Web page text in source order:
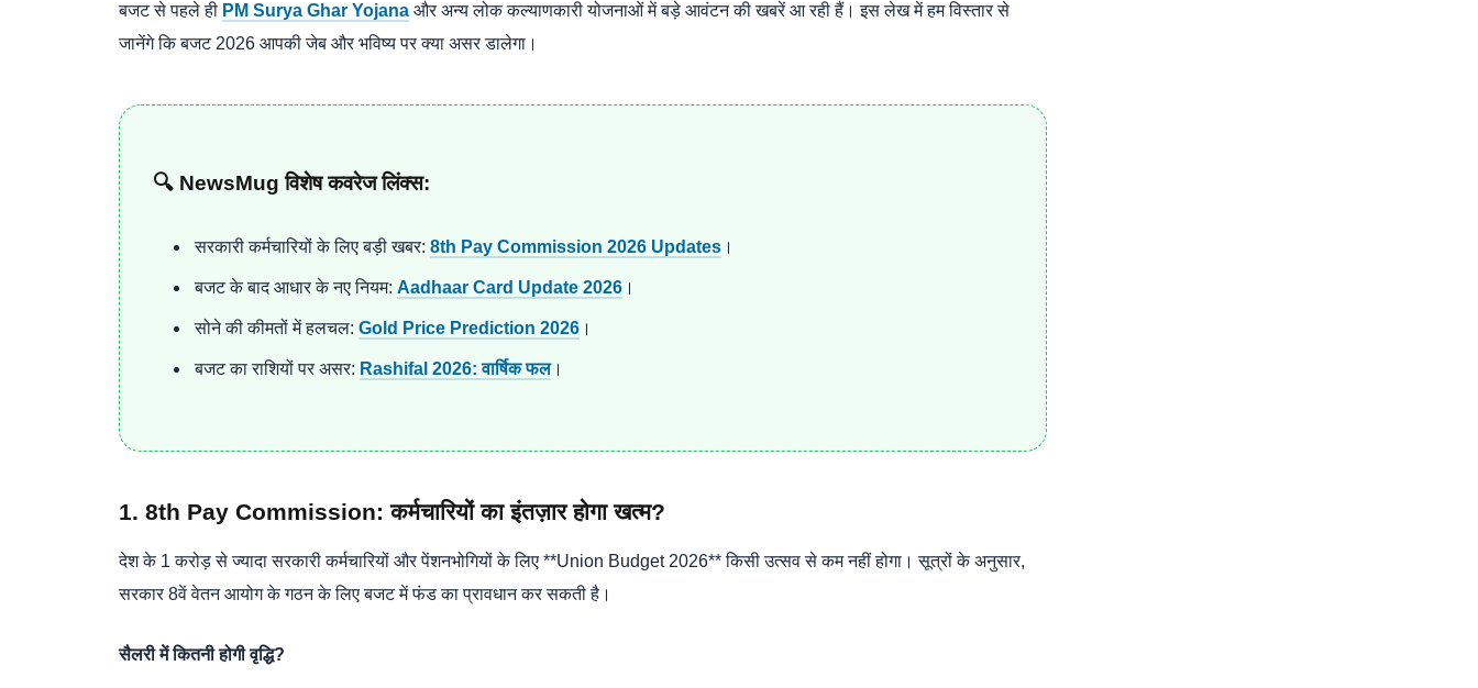
बजट से पहले ही PM Surya Ghar Yojana और अन्य लोक कल्याणकारी योजनाओं में बड़े आवंटन की खबरें आ रही हैं। इस लेख में हम विस्तार से
जानेंगे कि बजट 2026 आपकी जेब और भविष्य पर क्या असर डालेगा।
🔍 NewsMug विशेष कवरेज लिंक्स:
सरकारी कर्मचारियों के लिए बड़ी खबर:8th Pay Commission 2026 Updates ।
बजट के बाद आधार के नए नियम:Aadhaar Card Update 2026 ।
सोने की कीमतों में हलचल:Gold Price Prediction 2026 ।
बजट का राशियों पर असर: Rashifal 2026: वार्षिक फल।
1. 8th Pay Commission: कर्मचारियों का इंतज़ार होगा खत्म?
देश के 1 करोड़ से ज्यादा सरकारी कर्मचारियों और पेंशनभोगियों के लिए **Union Budget 2026** किसी उत्सव से कम नहीं होगा। सूत्रों के अनुसार,
सरकार 8वें वेतन आयोग के गठन के लिए बजट में फंड का प्रावधान कर सकती है।
सैलरी में कितनी होगी वृद्धि?